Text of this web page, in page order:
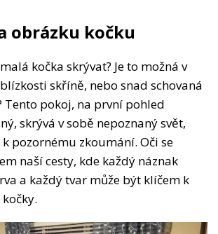
obrázku kočku
kočka skrývat? Je to možná v
skříně, nebo snad schovaná
Tento pokoj, na první pohled
skrývá v sobě nepoznaný svět,
pozornému zkoumání. Oči se
naší cesty, kde každý náznak
a každý tvar může být klíčem k